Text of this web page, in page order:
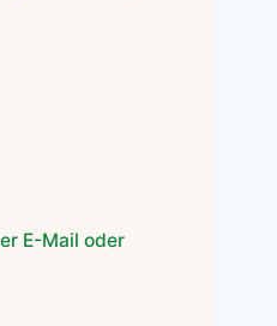
E-Mail oder